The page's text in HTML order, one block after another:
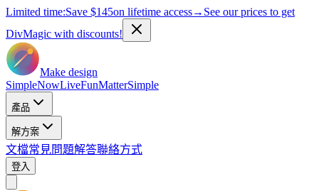
Limited time:Save $145on lifetime access→ See our prices to get
DivMagic with discounts!
Make design
SimpleNowLiveFunMatterSimple
產品
解方案
文檔常見問題解答聯絡方式
登入